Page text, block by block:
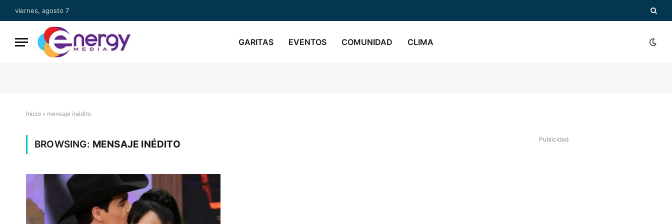
viernes, agosto 7
GARITAS EVENTOS COMUNIDAD CLIMA
Inicio » mensaje inédito
BROWSING: MENSAJE INÉDITO Publicidad